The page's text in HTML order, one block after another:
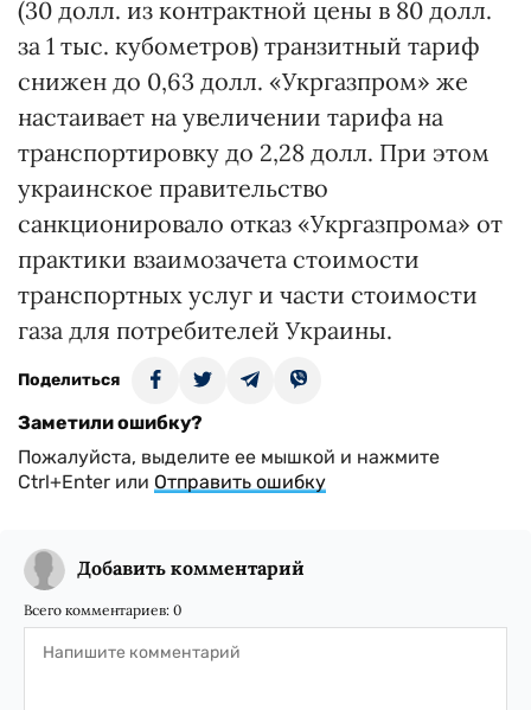
(30 долл. из контрактной цены в 80 долл.
за 1 тыс. кубометров) транзитный тариф
снижен до 0,63 долл. «Укргазпром» же
настаивает на увеличении тарифа на
транспортировку до 2,28 долл. При этом
украинское правительство
санкционировало отказ «Укргазпрома» от
практики взаимозачета стоимости
транспортных услуг и части стоимости
газа для потребителей Украины.
Поделиться
Заметили ошибку?
Пожалуйста, выделите ее мышкой и нажмите
Ctrl+Enter или Отправить ошибку
Добавить комментарий
Всего комментариев: 0